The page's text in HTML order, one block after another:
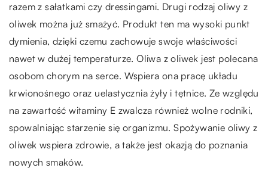
razem z sałatkami czy dressingami. Drugi rodzaj oliwy z
oliwek można już smażyć. Produkt ten ma wysoki punkt
dymienia, dzięki czemu zachowuje swoje właściwości
nawet w dużej temperaturze. Oliwa z oliwek jest polecana
osobom chorym na serce. Wspiera ona pracę układu
krwionośnego oraz uelastycznia żyły i tętnice. Ze względu
na zawartość witaminy E zwalcza również wolne rodniki,
spowalniając starzenie się organizmu. Spożywanie oliwy z
oliwek wspiera zdrowie, a także jest okazją do poznania
nowych smaków.